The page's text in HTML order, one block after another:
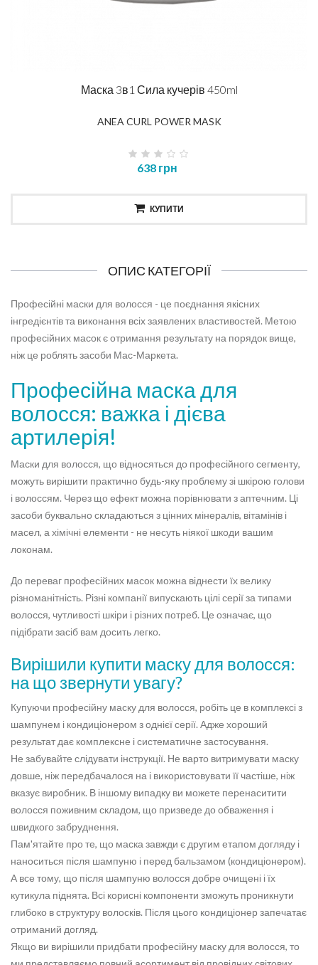
Маска 3в1 Сила кучерів 450ml
ANEA CURL POWER MASK
638 грн
КУПИТИ
ОПИС КАТЕГОРІЇ
Професійні маски для волосся - це поєднання якісних
інгредієнтів та виконання всіх заявлених властивостей. Метою
професійних масок є отримання результату на порядок вище,
ніж це роблять засоби Мас-Маркета.
Професійна маска для
волосся: важка і дієва
артилерія!
Маски для волосся, що відносяться до професійного сегменту,
можуть вирішити практично будь-яку проблему зі шкірою голови
і волоссям. Через що ефект можна порівнювати з аптечним. Ці
засоби буквально складаються з цінних мінералів, вітамінів і
масел, а хімічні елементи - не несуть ніякої шкоди вашим
локонам.
До переваг професійних масок можна віднести їх велику
різноманітність. Різні компанії випускають цілі серії за типами
волосся, чутливості шкіри і різних потреб. Це означає, що
підібрати засіб вам досить легко.
Вирішили купити маску для волосся:
на що звернути увагу?
Купуючи професійну маску для волосся, робіть це в комплексі з
шампунем і кондиціонером з однієї серії. Адже хороший
результат дає комплексне і систематичне застосування.
Не забувайте слідувати інструкції. Не варто витримувати маску
довше, ніж передбачалося на і використовувати її частіше, ніж
вказує виробник. В іншому випадку ви можете перенаситити
волосся поживним складом, що призведе до обваження і
швидкого забруднення.
Пам'ятайте про те, що маска завжди є другим етапом догляду і
наноситься після шампуню і перед бальзамом (кондиціонером).
А все тому, що після шампуню волосся добре очищені і їх
кутикула піднята. Всі корисні компоненти зможуть проникнути
глибоко в структуру волосків. Після цього кондиціонер запечатає
отриманий догляд.
Якщо ви вирішили придбати професійну маску для волосся, то